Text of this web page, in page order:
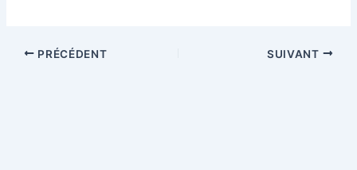
PRÉCÉDENT SUIVANT